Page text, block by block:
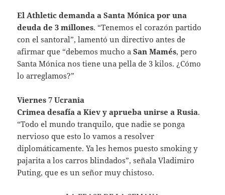
El Athletic demanda a Santa Mónica por una
deuda de 3 millones. “Tenemos el corazón partido
con el santoral”, lamentó un directivo antes de
afirmar que “debemos mucho aSan Mamés, pero
Santa Mónica nos tiene una pella de 3 kilos. ¿Cómo
lo arreglamos?”
Viernes 7 Ucrania
Crimea desafía a Kiev y aprueba unirse a Rusia.
“Todo el mundo tranquilo, que nadie se ponga
nervioso que esto lo vamos a resolver
diplomáticamente. Ya les hemos puesto smoking y
pajarita a los carros blindados”, señala Vladimiro
Puting, que es un señor muy chistoso.